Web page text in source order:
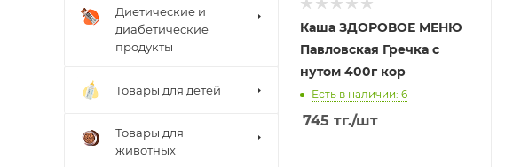
Каша ЗДОРОВОЕ МЕНЮ
Павловская Гречка с
нутом 400г кор
Есть в наличии: 6
745 тг./шт
Диетические и
диабетические
продукты
Товары для детей
Товары для
животных